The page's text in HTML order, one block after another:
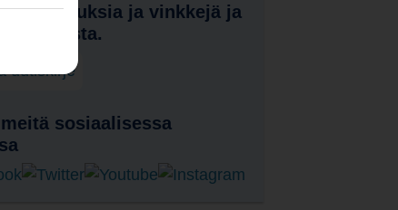
tarjouksia ja vinkkejä ja
uutiskirje
sosiaalisessa